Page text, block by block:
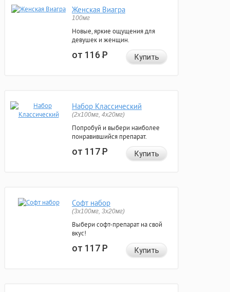
Женская Виагра
100мг
Новые, яркие ощущения для
девушек и женщин.
от 116Р Купить
Набор Классический
(2x100мг, 4x20мг)
Попробуй и выбери наиболее
понравившийся препарат.
от 117Р Купить
Софт набор
(3x100мг, 3x20мг)
Выбери софт-препарат на свой
вкус!
от 117Р Купить